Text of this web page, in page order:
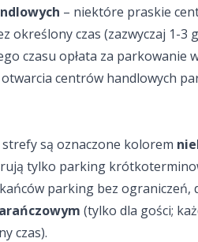
– niektóre praskie
określony czas (zazwyczaj 1-3
czasu opłata za parkowanie
centrów handlowych
strefy są oznaczone kolorem
tylko parking
parking bez ograniczeń,
(tylko dla gości;
czas).